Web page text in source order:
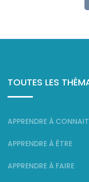
TOUTES LES
APPRENDRE À
APPRENDRE À ÊTRE
APPRENDRE À FAIRE